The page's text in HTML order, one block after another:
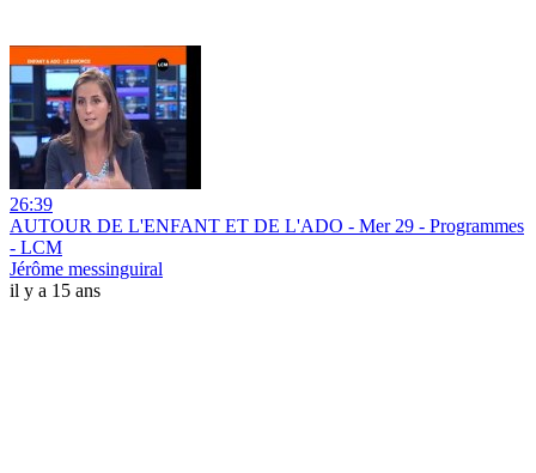
26:39
AUTOUR DE L'ENFANT ET DE L'ADO - Mer 29 - Programmes
- LCM
Jérôme messinguiral
il y a 15 ans